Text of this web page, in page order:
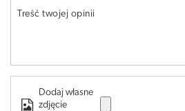
Treść twojej opinii
Dodaj własne
zdjęcie